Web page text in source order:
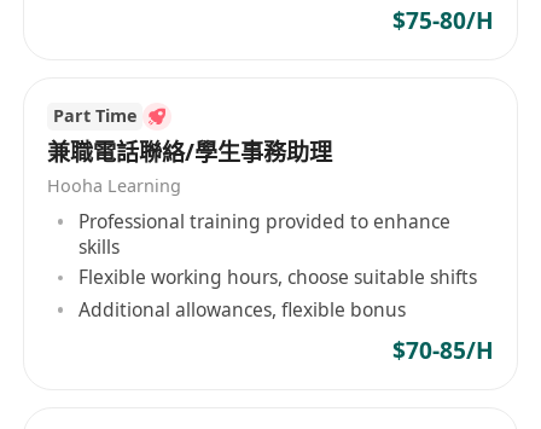
* 具備旅遊科技（Travel Tech）、SaaS 推廣或收單
業務經驗。
* 懂粵語英語或普通話者更佳。
$75-80/H
Part Time
兼職電話聯絡/學生事務助理
Hooha Learning
Professional training provided to enhance
skills
Flexible working hours, choose suitable shifts
Additional allowances, flexible bonus
$70-85/H